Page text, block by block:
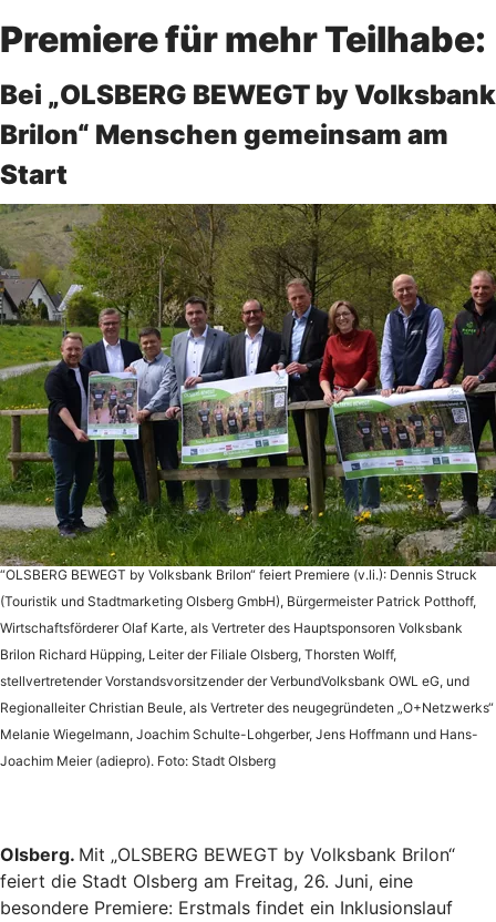
Premiere für mehr Teilhabe:
Bei „OLSBERG BEWEGT by Volksbank
Brilon“ Menschen gemeinsam am
Start
“OLSBERG BEWEGT by Volksbank Brilon“ feiert Premiere (v.li.): Dennis Struck
(Touristik und Stadtmarketing Olsberg GmbH), Bürgermeister Patrick Potthoff,
Wirtschaftsförderer Olaf Karte, als Vertreter des Hauptsponsoren Volksbank
Brilon Richard Hüpping, Leiter der Filiale Olsberg, Thorsten Wolff,
stellvertretender Vorstandsvorsitzender der VerbundVolksbank OWL eG, und
Regionalleiter Christian Beule, als Vertreter des neugegründeten „O+Netzwerks“
Melanie Wiegelmann, Joachim Schulte-Lohgerber, Jens Hoffmann und Hans-
Joachim Meier (adiepro). Foto: Stadt Olsberg
Olsberg. Mit „OLSBERG BEWEGT by Volksbank Brilon“
feiert die Stadt Olsberg am Freitag, 26. Juni, eine
besondere Premiere: Erstmals findet ein Inklusionslauf